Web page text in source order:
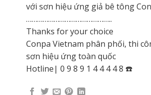
với sơn hiệu ứng giả bê tông
………………………………………..
Thanks for your choice
Conpa Vietnam phân phối, thi
sơn hiệu ứng toàn quốc
Hotline| 0 9 8 9 1 4 4 4 4 8 ☎️